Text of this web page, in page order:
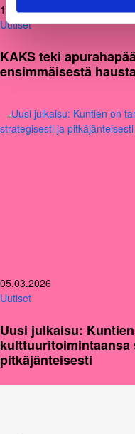
12.06.2026
Uutiset
KAKS teki
ensimmäisestä
05.03.2026
Uutiset
Uusi julkaisu:
kulttuuritoimintaansa
pitkäjänteisesti